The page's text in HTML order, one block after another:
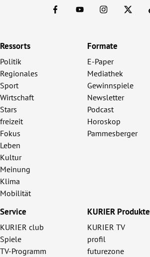
Ressorts
Politik
Regionales
Sport
Wirtschaft
Stars
freizeit
Fokus
Leben
Kultur
Meinung
Klima
Mobilität
Formate
E-Paper
Mediathek
Gewinnspiele
Newsletter
Podcast
Horoskop
Pammesberger
Service
KURIER club
Spiele
TV-Programm
KURIER Produkte
KURIER TV
profil
futurezone